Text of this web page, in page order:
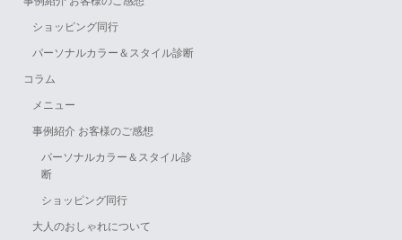
ショッピング同行
パーソナルカラー＆スタイル診断
コラム
メニュー
事例紹介 お客様のご感想
パーソナルカラー＆スタイル診
断
ショッピング同行
大人のおしゃれについて